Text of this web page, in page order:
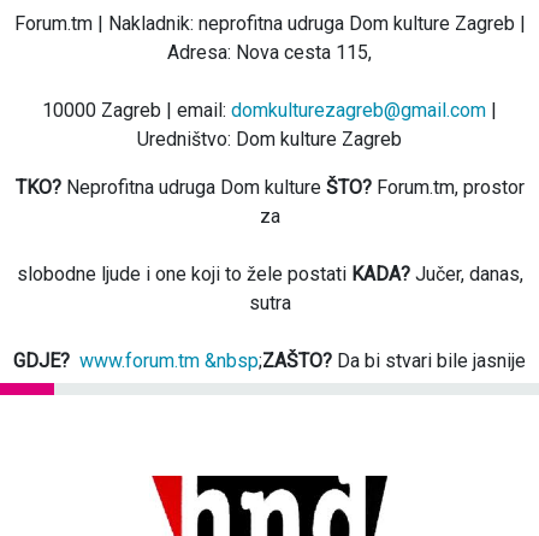
Forum.tm | Nakladnik: neprofitna udruga Dom kulture Zagreb |
Adresa: Nova cesta 115,
10000 Zagreb | email: domkulturezagreb@gmail.com |
Uredništvo: Dom kulture Zagreb
TKO?Neprofitna udruga Dom kulture ŠTO?Forum.tm, prostor
za
slobodne ljude i one koji to žele postati KADA?Jučer, danas,
sutra
GDJE? www.forum.tm &nbsp;ZAŠTO? Da bi stvari bile jasnije